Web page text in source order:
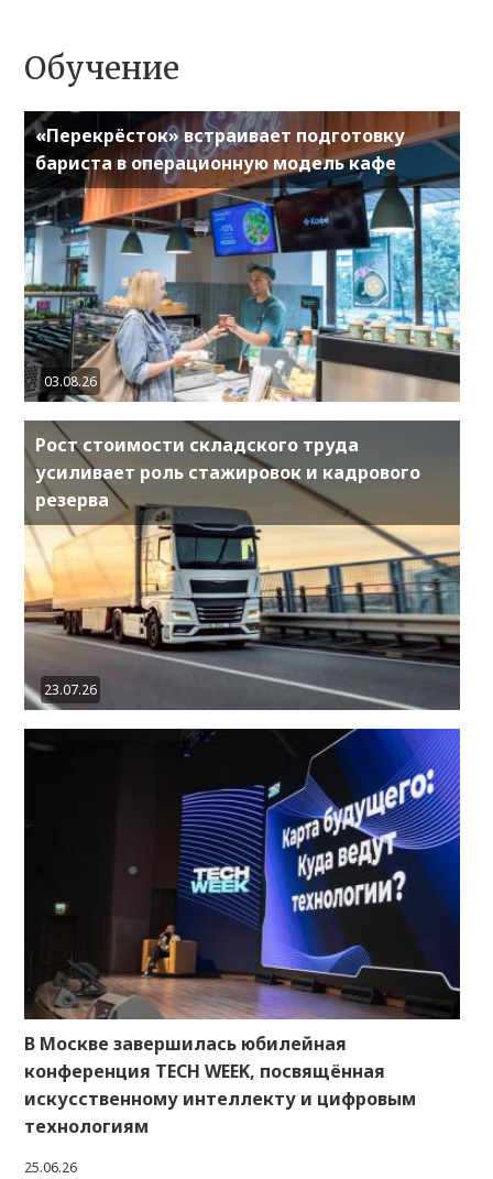
Обучение
«Перекрёсток» встраивает подготовку
бариста в операционную модель кафе
03.08.26
Рост стоимости складского труда
усиливает роль стажировок и кадрового
резерва
23.07.26
В Москве завершилась юбилейная
конференция TECH WEEK, посвящённая
искусственному интеллекту и цифровым
технологиям
25.06.26